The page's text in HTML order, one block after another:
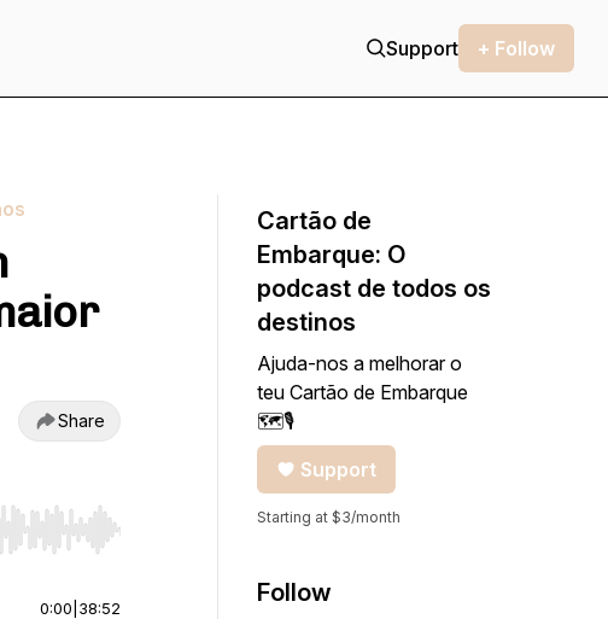
Support + Follow
Share
or end. Hold shift to jump forward or backward.
0:00 38:52
Cartão de
Embarque: O
podcast de todos os
destinos
Ajuda-nos a melhorar o
teu Cartão de Embarque
🗺🎙
Support
Starting at $3/month
Follow